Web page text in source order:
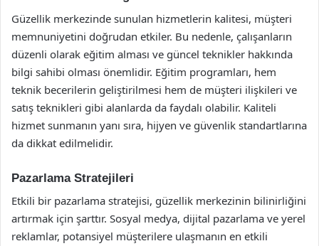
Güzellik merkezinde sunulan hizmetlerin kalitesi, müşteri
memnuniyetini doğrudan etkiler. Bu nedenle, çalışanların
düzenli olarak eğitim alması ve güncel teknikler hakkında
bilgi sahibi olması önemlidir. Eğitim programları, hem
teknik becerilerin geliştirilmesi hem de müşteri ilişkileri ve
satış teknikleri gibi alanlarda da faydalı olabilir. Kaliteli
hizmet sunmanın yanı sıra, hijyen ve güvenlik standartlarına
da dikkat edilmelidir.
Pazarlama Stratejileri
Etkili bir pazarlama stratejisi, güzellik merkezinin bilinirliğini
artırmak için şarttır. Sosyal medya, dijital pazarlama ve yerel
reklamlar, potansiyel müşterilere ulaşmanın en etkili